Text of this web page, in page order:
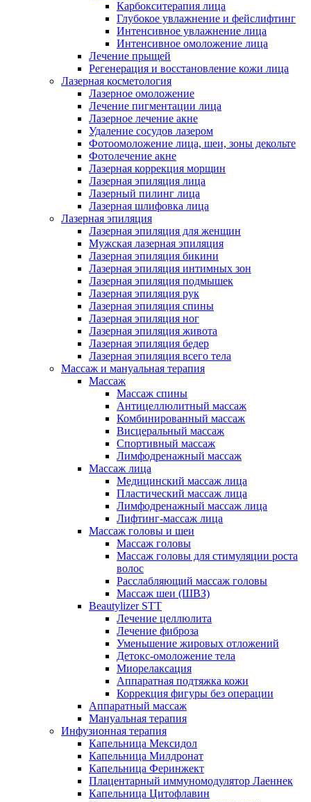
Карбокситерапия лица
Глубокое увлажнение и фейслифтинг
Интенсивное увлажнение лица
Интенсивное омоложение лица
Лечение прыщей
Регенерация и восстановление кожи лица
Лазерная косметология
Лазерное омоложение
Лечение пигментации лица
Лазерное лечение акне
Удаление сосудов лазером
Фотоомоложение лица, шеи, зоны декольте
Фотолечение акне
Лазерная коррекция морщин
Лазерная эпиляция лица
Лазерный пилинг лица
Лазерная шлифовка лица
Лазерная эпиляция
Лазерная эпиляция для женщин
Мужская лазерная эпиляция
Лазерная эпиляция бикини
Лазерная эпиляция интимных зон
Лазерная эпиляция подмышек
Лазерная эпиляция рук
Лазерная эпиляция спины
Лазерная эпиляция ног
Лазерная эпиляция живота
Лазерная эпиляция бедер
Лазерная эпиляция всего тела
Массаж и мануальная терапия
Массаж
Массаж спины
Антицеллюлитный массаж
Комбинированный массаж
Висцеральный массаж
Спортивный массаж
Лимфодренажный массаж
Массаж лица
Медицинский массаж лица
Пластический массаж лица
Лимфодренажный массаж лица
Лифтинг-массаж лица
Массаж головы и шеи
Массаж головы
Массаж головы для стимуляции роста
волос
Расслабляющий массаж головы
Массаж шеи (ШВЗ)
Beautylizer STT
Лечение целлюлита
Лечение фиброза
Уменьшение жировых отложений
Детокс-омоложение тела
Миорелаксация
Аппаратная подтяжка кожи
Коррекция фигуры без операции
Аппаратный массаж
Мануальная терапия
Инфузионная терапия
Капельница Мексидол
Капельница Милдронат
Капельница Феринжект
Плацентарный иммуномодулятор Лаеннек
Капельница Цитофлавин